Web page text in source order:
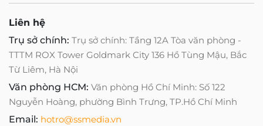
Liên hệ
Trụ sở chính: Trụ sở chính: Tầng 12A Tòa văn phòng -
TTTM ROX Tower Goldmark City 136 Hồ Tùng Mậu, Bắc
Từ Liêm, Hà Nội
Văn phòng HCM: Văn phòng Hồ Chí Minh: Số 122
Nguyễn Hoàng, phường Bình Trưng, TP.Hồ Chí Minh
Email: hotro@ssmedia.vn